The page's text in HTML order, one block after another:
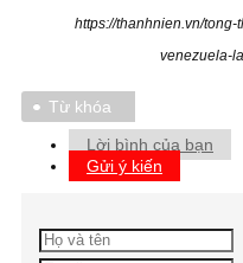
https://thanhnien.vn/
venezuela-
Từ khóa
Lời bình của bạn
Gửi ý kiến